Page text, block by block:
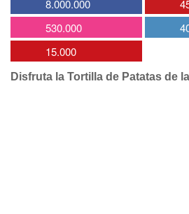
8.000.000
530.000
15.000
Disfruta la Tortilla de Patatas de